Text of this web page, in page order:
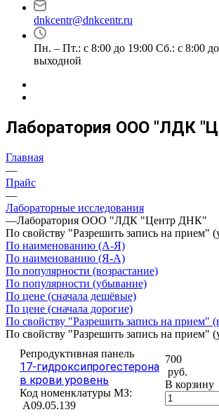
dnkcentr@dnkcentr.ru
Пн. – Пт.: с 8:00 до 19:00 Сб.: с 8:00
выходной
Лаборатория ООО "ЛДК
Главная
—
Прайс
—
Лабораторные исследования
—Лаборатория ООО "ЛДК "Центр ДНК"
По свойству "Разрешить запись на прием"
По наименованию (А-Я)
По наименованию (Я-А)
По популярности (возрастание)
По популярности (убывание)
По цене (сначала дешёвые)
По цене (сначала дорогие)
По свойству "Разрешить запись на прием"
По свойству "Разрешить запись на прием"
Репродуктивная панель
17-гидроксипрогестерона
в крови уровень
Код номенклатуры МЗ:
A09.05.139
700
руб.
В корзину